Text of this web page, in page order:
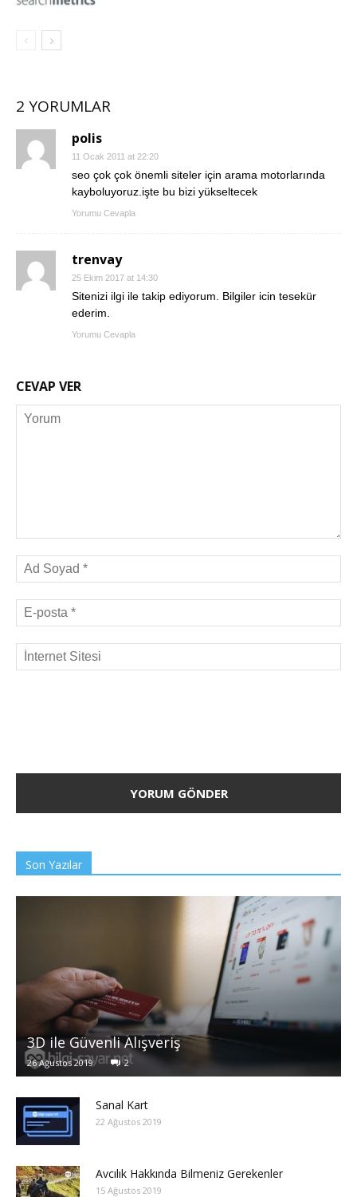
2 YORUMLAR
polis
11 Ocak 2011 at 22:20
seo çok çok önemli siteler için arama motorlarında
kayboluyoruz.işte bu bizi yükseltecek
Yorumu Cevapla
trenvay
25 Ekim 2017 at 14:30
Sitenizi ilgi ile takip ediyorum. Bilgiler icin tesekür
ederim.
Yorumu Cevapla
CEVAP VER
Son Yazılar
3D ile Güvenli Alışveriş
26 Ağustos 2019 2
Sanal Kart
22 Ağustos 2019
Avcılık Hakkında Bilmeniz Gerekenler
15 Ağustos 2019